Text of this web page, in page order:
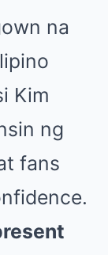
na
Kim
ng
fans